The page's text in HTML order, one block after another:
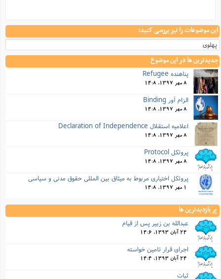
این موضوعات را نیز بررسی کنید:
پهلوی
جدیدترین ها در این موضوع
پناهنده Refugee
8 مهر 1397, 14:8
الزام آور Binding
8 مهر 1397, 14:8
اعلامیه استقلال Declaration of Independence
8 مهر 1397, 14:8
پروتکل Protocol
8 مهر 1397, 14:8
پروتکل اختیاری مربوط به میثاق بین المللی حقوق مدنی و سیاسی
پر بازدیدترین ها
عبدالله بن زبیر پس از قیام
24 آبان 1393, 14:6
اجرای قرار تامین خواسته
24 آبان 1393, 14:4
ثبات